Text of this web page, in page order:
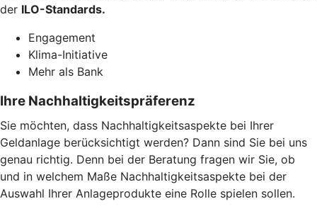
der ILO-Standards.
Engagement
Klima-Initiative
Mehr als Bank
Ihre Nachhaltigkeitspräferenz
Sie möchten, dass Nachhaltigkeitsaspekte bei Ihrer
Geldanlage berücksichtigt werden? Dann sind Sie bei uns
genau richtig. Denn bei der Beratung fragen wir Sie, ob
und in welchem Maße Nachhaltigkeitsaspekte bei der
Auswahl Ihrer Anlageprodukte eine Rolle spielen sollen.